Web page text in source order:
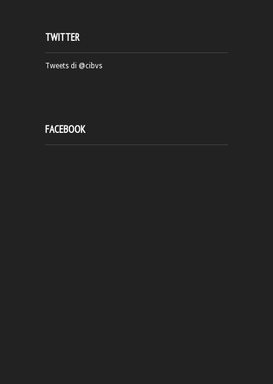
TWITTER
Tweets di @cibvs
FACEBOOK